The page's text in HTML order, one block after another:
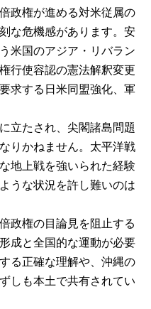
政権が進める対米従属の
な危機感があります。安
米国のアジア・リバラン
行使容認の憲法解釈変更
求する日米同盟強化、軍
立たされ、尖閣諸島問題
りかねません。太平洋戦
地上戦を強いられた経験
うな状況を許し難いのは
政権の目論見を阻止する
成と全国的な運動が必要
る正確な理解や、沖縄の
しも本土で共有されてい